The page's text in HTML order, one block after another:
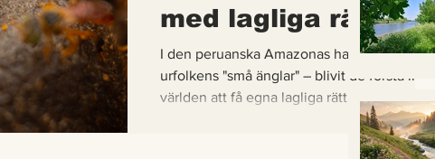
med lagliga
I den peruanska Amazonas har de gaddlösa
urfolkens "små änglar" – blivit de första
världen att få egna lagliga rättigheter. En
om hur vetenskap, urfolkskunskap och
samman för att skydda regnskogens minsta